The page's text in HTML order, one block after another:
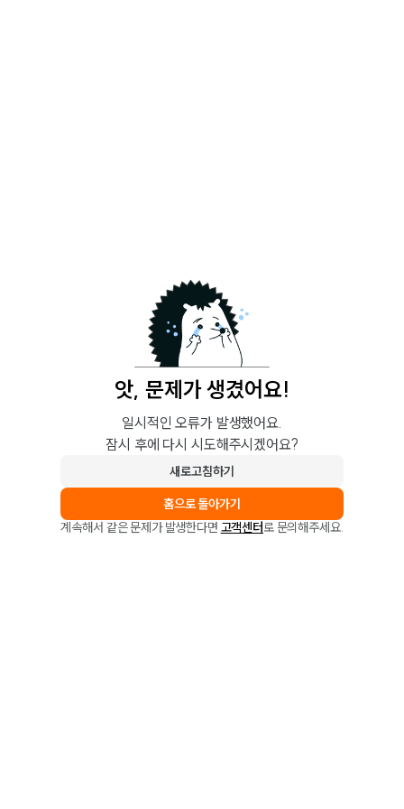
앗, 문제가 생겼어요!
일시적인 오류가 발생했어요.
잠시 후에 다시 시도해주시겠어요?
새로고침하기
홈으로 돌아가기
계속해서 같은 문제가 발생한다면 고객센터로 문의해주세요.